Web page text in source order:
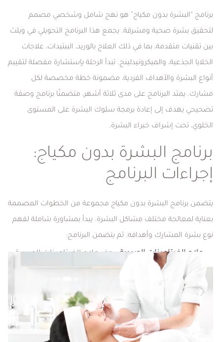
برنامج “البشرة بدون مكياج” هو نهج شامل وشخصي مصمم
لتحقيق بشرة صحية ومشرقة. يجمع هذا البرنامج التحويلي في ويلث
بين تقنيات متقدمة، بما في ذلك العلاج بالوريد، الببتيدات، علاجات
الخلايا الجذعية، والميكرونيدلينج. تبدأ الرحلة بإستشارة مفصلة لتقييم
أنواع البشرة والأهداف الفردية، مضمونة خطة مخصصة لكل
مشارك. يمتد البرنامج على مدى ثلاثة أشهر، متضمنًا برنامج وصفة
تصحيحي يهدف إلى إعادة برمجة سلوك البشرة على المستوى
الخلوي، تحت إشراف خبراء البشرة.
برنامج البشرة بدون مكياج:
إجراءات البرنامج
يتضمن برنامج البشرة بدون مكياج مجموعة من الخطوات المصممة
بعناية لمعالجة مختلف مشاكل البشرة. يبدأ بمشاورة شاملة لفهم
نوع بشرة المشارك وأهدافه. ثم يتضمن البرنامج:
علاج الفيتامينات الوريدية: يوفر علاج الفيتامينات الوريدية
العناصر الغذائية الأساسية داخليًا لدعم صحة البشرة، مما
يعزز الرفاهية العامة والإشراق.
الببتيدات وعلاجات الخلايا الجذعية:تعزز التطبيقات
المستهدفة للببتيدات وعلاجات الخلايا الجذعية إنتاج
الكولاجين، تقليل التجاعيد، وإصلاح الخلايا الجلدية التالفة،